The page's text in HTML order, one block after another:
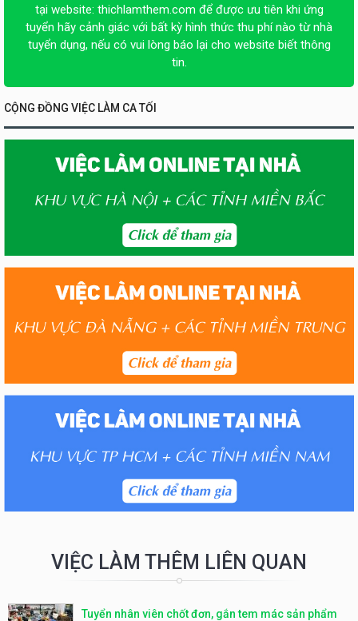
tại website: thichlamthem.com để được ưu tiên khi ứng
tuyển hãy cảnh giác với bất kỳ hình thức thu phí nào từ nhà
tuyển dụng, nếu có vui lòng báo lại cho website biết thông
tin.
CỘNG ĐỒNG VIỆC LÀM CA TỐI
VIỆC LÀM THÊM LIÊN QUAN
Tuyển nhân viên chốt đơn, gắn tem mác sản phẩm